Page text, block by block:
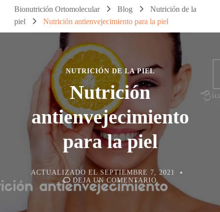
Bionutrición Ortomolecular Blog
Nutrición de la
piel
Nutrición antienvejecimiento para la piel
NUTRICIÓN DE LA PIEL
Nutrición
antienvejecimiento
para la piel
ACTUALIZADO ELSEPTIEMBRE 7, 2021
DEJA UN COMENTARIOEN
NUTRICIÓN